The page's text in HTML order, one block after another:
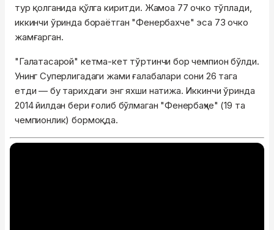
тур қолганида қўлга киритди. Жамоа 77 очко тўплади,
иккинчи ўринда бораётган "Фенербахче" эса 73 очко
жамғарган.
"Галатасарой" кетма-кет тўртинчи бор чемпион бўлди.
Унинг Суперлигадаги жами ғалабалари сони 26 тага
етди — бу тарихдаги энг яхши натижа. Иккинчи ўринда
2014 йилдан бери ғолиб бўлмаган "Фенербаҳче" (19 та
чемпионлик) бормоқда.